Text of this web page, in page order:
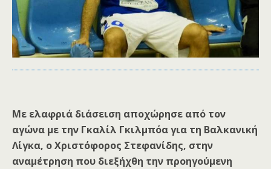
Με ελαφριά διάσειση αποχώρησε από τον
αγώνα με την Γκαλίλ Γκιλμπόα για τη Βαλκανική
Λίγκα, ο Χριστόφορος Στεφανίδης, στην
αναμέτρηση που διεξήχθη την προηγούμενη